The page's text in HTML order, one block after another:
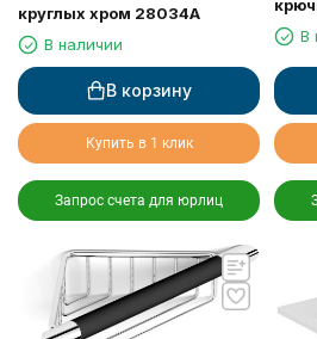
круглых хром 28034A
В наличии
В корзину
Купить в 1 клик
Запрос счета для юрлиц
В